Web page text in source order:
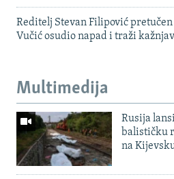
Reditelj Stevan Filipović
Vučić osudio napad i traži
Multimedija
Rusija
balističku
na